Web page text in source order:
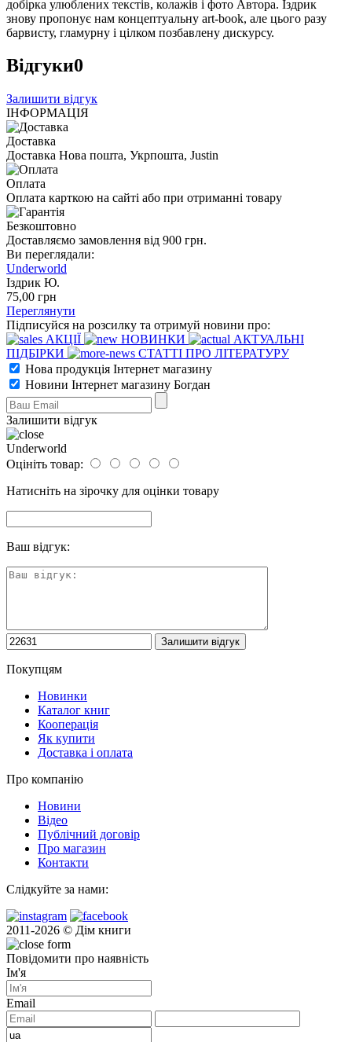
добірка улюблених текстів, колажів і фото Автора. Іздрик
знову пропонує нам концептуальну art-book, але цього разу
барвисту, гламурну і цілком позбавлену дискурсу.
Відгуки0
Залишити відгук
ІНФОРМАЦІЯ
Доставка
Доставка Нова пошта, Укрпошта, Justin
Оплата
Оплата карткою на сайті або при отриманні товару
Безкоштовно
Доставляємо замовлення від 900 грн.
Ви переглядали:
Underworld
Іздрик Ю.
75,00 грн
Переглянути
Підписуйся на розсилку та отримуй новини про:
АКЦІЇ
НОВИНКИ
АКТУАЛЬНІ
ПІДБІРКИ
СТАТТІ ПРО ЛІТЕРАТУРУ
Нова продукція Інтернет магазину
Новини Інтернет магазину Богдан
Залишити відгук
Underworld
Оцініть товар:
Натисніть на зірочку для оцінки товару
Ваш відгук:
Покупцям
Новинки
Каталог книг
Кооперація
Як купити
Доставка і оплата
Про компанію
Новини
Відео
Публічний договір
Про магазин
Контакти
Слідкуйте за нами:
2011-2026 © Дім книги
Повідомити про наявність
Ім'я
Email